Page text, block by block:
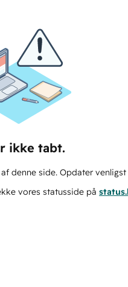
ikke tabt.
denne side. Opdater
vores statusside på